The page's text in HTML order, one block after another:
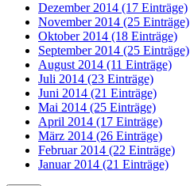
Dezember 2014 (17 Einträge)
November 2014 (25 Einträge)
Oktober 2014 (18 Einträge)
September 2014 (25 Einträge)
August 2014 (11 Einträge)
Juli 2014 (23 Einträge)
Juni 2014 (21 Einträge)
Mai 2014 (25 Einträge)
April 2014 (17 Einträge)
März 2014 (26 Einträge)
Februar 2014 (22 Einträge)
Januar 2014 (21 Einträge)